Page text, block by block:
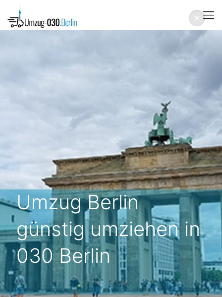
Umzug Berlin
günstig umziehen in
030 Berlin